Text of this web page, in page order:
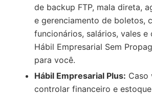
de backup FTP, mala direta,
e gerenciamento de boletos,
funcionários, salários, vales e
Hábil Empresarial Sem
para você.
Hábil Empresarial Plus: Caso
controlar financeiro e